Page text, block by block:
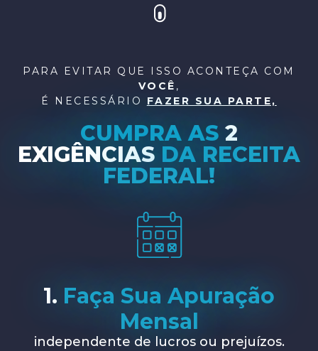
PARA EVITAR QUE ISSO ACONTEÇA COM
VOCÊ ,
É NECESSÁRIO FAZER SUA PARTE,
CUMPRA AS 2
EXIGÊNCIAS DA RECEITA
FEDERAL!
1. Faça Sua Apuração
Mensal
independente de lucros ou prejuízos.